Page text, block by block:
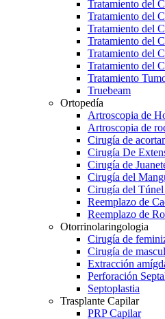
Tratamiento del
Tratamiento del
Tratamiento del
Tratamiento del
Tratamiento del
Tratamiento del
Tratamiento
Truebeam
Ortopedía
Artroscopia de
Artroscopia de
Cirugía de
Cirugía De
Cirugía de
Cirugía del
Cirugía del
Reemplazo de
Reemplazo de
Otorrinolaringologia
Cirugía de
Cirugía de
Extracción
Perforación
Septoplastia
Trasplante Capilar
PRP Capilar